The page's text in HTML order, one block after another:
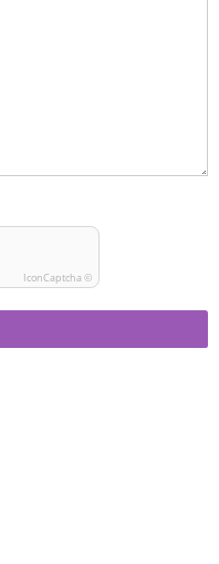
IconCaptcha ©